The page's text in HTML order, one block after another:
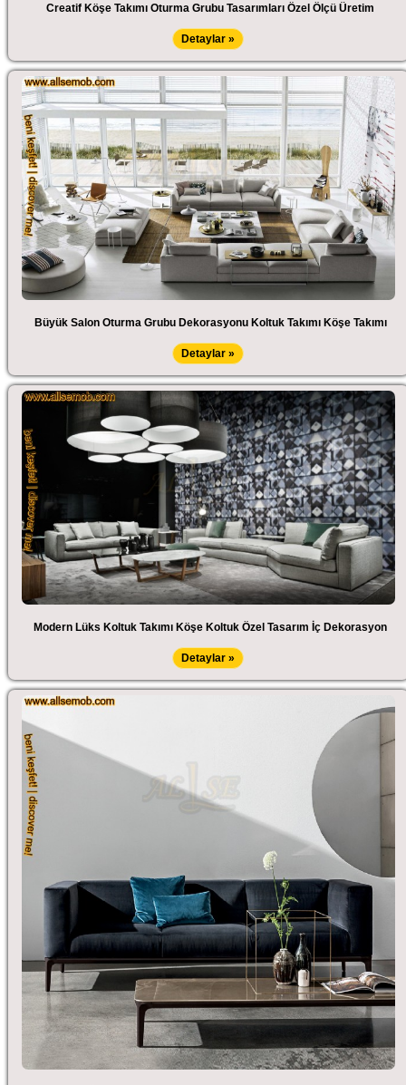
Creatif Köşe Takımı Oturma Grubu Tasarımları Özel Ölçü Üretim
Detaylar »
Büyük Salon Oturma Grubu Dekorasyonu Koltuk Takımı Köşe Takımı
Detaylar »
Modern Lüks Koltuk Takımı Köşe Koltuk Özel Tasarım İç Dekorasyon
Detaylar »